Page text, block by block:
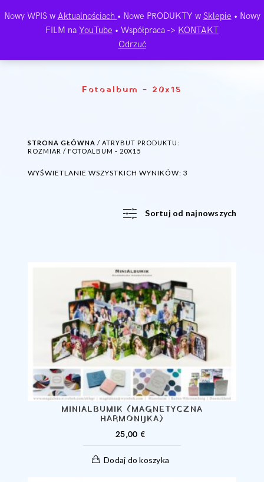
Fotoalbum - 20x15
STRONA GŁÓWNA / ATRYBUT PRODUKTU:
ROZMIAR / FOTOALBUM - 20X15
WYŚWIETLANIE WSZYSTKICH WYNIKÓW: 3
Sortuj od najnowszych
MINIALBUMIK (MAGNETYCZNA
HARMONIJKA)
25,00 €
Dodaj do koszyka
Nowy WPIS w Aktualnościach • Nowe PRODUKTY w Sklepie • Nowy
FILM na YouTube • Współpraca -> KONTAKT
Odrzuć